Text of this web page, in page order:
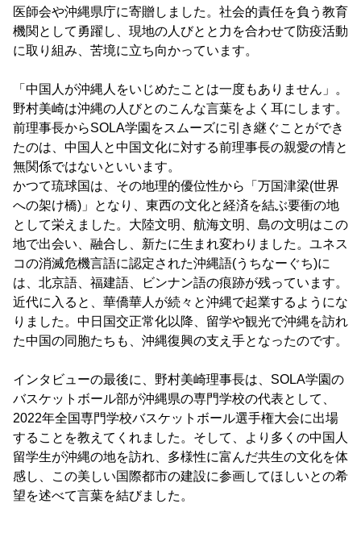
医師会や沖縄県庁に寄贈しました。社会的責任を負う教育
機関として勇躍し、現地の人びとと力を合わせて防疫活動
に取り組み、苦境に立ち向かっています。
「中国人が沖縄人をいじめたことは一度もありません」。
野村美崎は沖縄の人びとのこんな言葉をよく耳にします。
前理事長からSOLA学園をスムーズに引き継ぐことができ
たのは、中国人と中国文化に対する前理事長の親愛の情と
無関係ではないといいます。
かつて琉球国は、その地理的優位性から「万国津梁(世界
への架け橋)」となり、東西の文化と経済を結ぶ要衝の地
として栄えました。大陸文明、航海文明、島の文明はこの
地で出会い、融合し、新たに生まれ変わりました。ユネス
コの消滅危機言語に認定された沖縄語(うちなーぐち)に
は、北京語、福建語、ビンナン語の痕跡が残っています。
近代に入ると、華僑華人が続々と沖縄で起業するようにな
りました。中日国交正常化以降、留学や観光で沖縄を訪れ
た中国の同胞たちも、沖縄復興の支え手となったのです。
インタビューの最後に、野村美崎理事長は、SOLA学園の
バスケットボール部が沖縄県の専門学校の代表として、
2022年全国専門学校バスケットボール選手権大会に出場
することを教えてくれました。そして、より多くの中国人
留学生が沖縄の地を訪れ、多様性に富んだ共生の文化を体
感し、この美しい国際都市の建設に参画してほしいとの希
望を述べて言葉を結びました。